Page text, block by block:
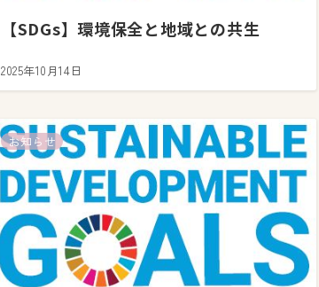
【SDGs】環境保全と地域との共生
2025年10月14日
お知らせ